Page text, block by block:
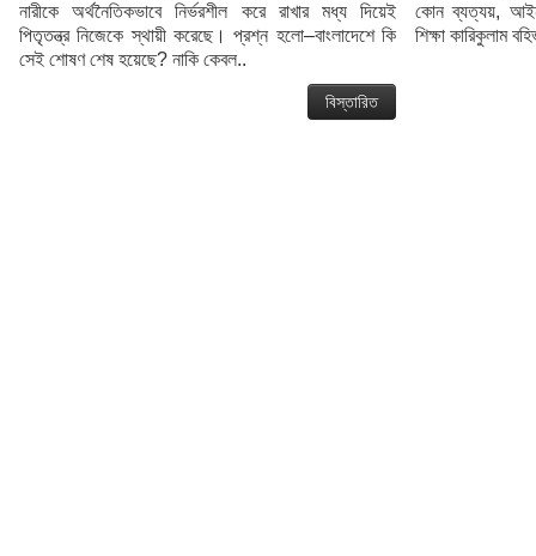
নারীকে অর্থনৈতিকভাবে নির্ভরশীল করে রাখার মধ্য দিয়েই
পিতৃতন্ত্র নিজেকে স্থায়ী করেছে। প্রশ্ন হলো–বাংলাদেশে কি
সেই শোষণ শেষ হয়েছে? নাকি কেবল..
বিস্তারিত
কোন ব্যত্যয়,
শিক্ষা কারিকুলাম